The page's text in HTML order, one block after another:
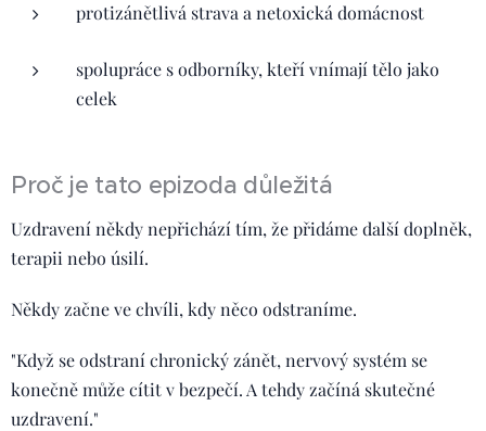
protizánětlivá strava a netoxická domácnost
spolupráce s odborníky, kteří vnímají tělo jako
celek
Proč je tato epizoda důležitá
Uzdravení někdy nepřichází tím, že přidáme další doplněk,
terapii nebo úsilí.
Někdy začne ve chvíli, kdy něco odstraníme.
"Když se odstraní chronický zánět, nervový systém se
konečně může cítit v bezpečí. A tehdy začíná skutečné
uzdravení."